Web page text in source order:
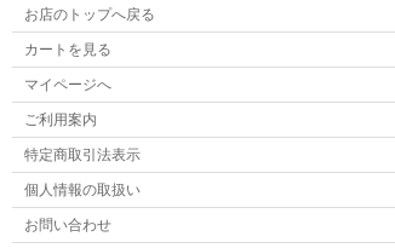
お店のトップへ戻る
カートを見る
マイページへ
ご利用案内
特定商取引法表示
個人情報の取扱い
お問い合わせ